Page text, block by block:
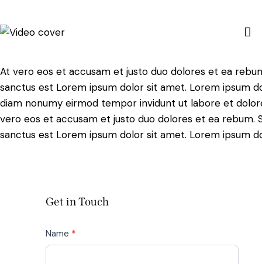
At vero eos et accusam et justo duo dolores et ea
sanctus est Lorem ipsum dolor sit amet. Lorem ipsum
diam nonumy eirmod tempor invidunt ut labore et
vero eos et accusam et justo duo dolores et ea rebum.
sanctus est Lorem ipsum dolor sit amet. Lorem ipsum
Get in Touch
Contact
Us
Name *